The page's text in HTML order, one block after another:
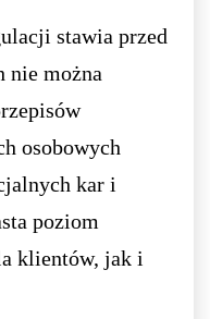
stawia przed
nie można
osobowych
kar i
poziom
klientów, jak i